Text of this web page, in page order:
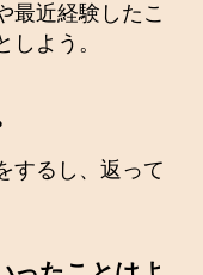
最近経験したこ
しよう。
するし、返って